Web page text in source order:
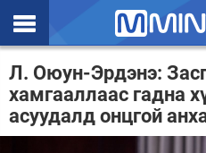
Эхлэл
Цаг агаар
Валют ханш
Л. Оюун-Эрдэнэ:
хамгааллаас гадна
асуудалд онцгой